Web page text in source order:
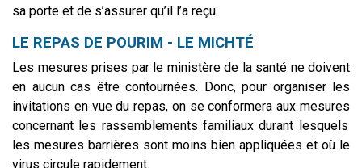
sa porte et de s’assurer qu’il l’a reçu.
LE REPAS DE POURIM - LE MICHTÉ
Les mesures prises par le ministère de la santé ne doivent
en aucun cas être contournées. Donc, pour organiser les
invitations en vue du repas, on se conformera aux mesures
concernant les rassemblements familiaux durant lesquels
les mesures barrières sont moins bien appliquées et où le
virus circule rapidement.